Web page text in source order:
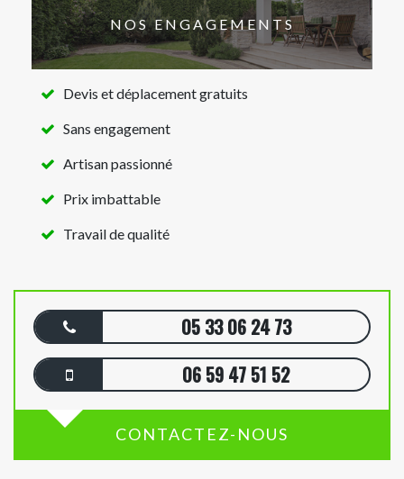
NOS ENGAGEMENTS
Devis et déplacement gratuits
Sans engagement
Artisan passionné
Prix imbattable
Travail de qualité
05 33 06 24 73
06 59 47 51 52
CONTACTEZ-NOUS